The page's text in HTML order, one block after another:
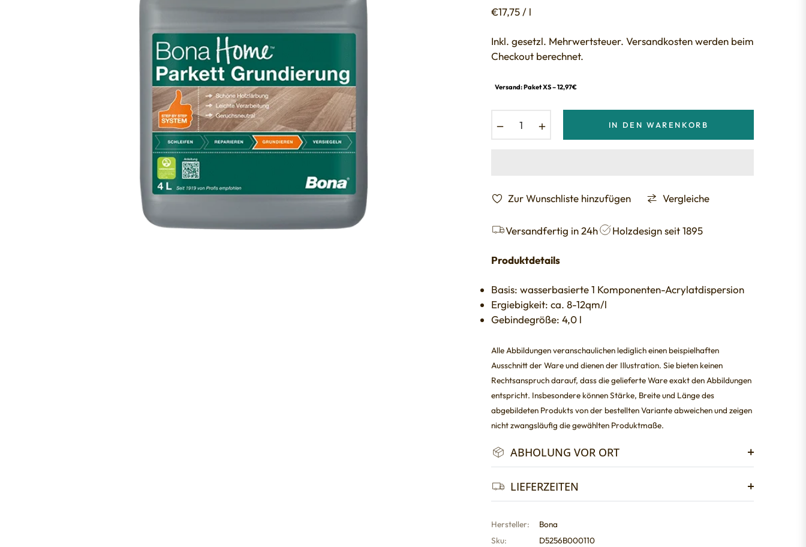
Preis
€17,75 / l
Inkl. gesetzl. Mehrwertsteuer. Versandkosten werden beim
Checkout berechnet.
Versand: Paket XS – 12,97€
IN DEN WARENKORB
Zur Wunschliste hinzufügen Vergleiche
Versandfertig in 24h Holzdesign seit 1895
Produktdetails
Basis: wasserbasierte 1 Komponenten-Acrylatdispersion
Ergiebigkeit: ca. 8-12qm/l
Gebindegröße: 4,0 l
Alle Abbildungen veranschaulichen lediglich einen beispielhaften
Ausschnitt der Ware und dienen der Illustration. Sie bieten keinen
Rechtsanspruch darauf, dass die gelieferte Ware exakt den Abbildungen
entspricht. Insbesondere können Stärke, Breite und Länge des
abgebildeten Produkts von der bestellten Variante abweichen und zeigen
nicht zwangsläufig die gewählten Produktmaße.
ABHOLUNG VOR ORT
LIEFERZEITEN
Hersteller:
Bona
Sku:
D5256B000110